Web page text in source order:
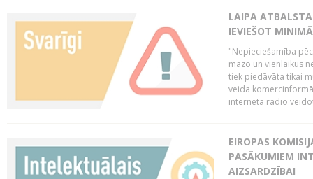
LAIPA
IEVIEŠOT
"Nepieciešamība
mazo un vienlaikus
tiek piedāvāta tikai
veida
interneta radio
EIROPAS
PASĀKUMIEM
AIZSARDZĪBAI